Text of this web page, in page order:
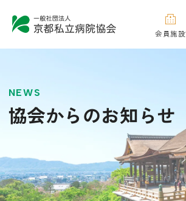
会員施設
NEWS
協会からのお知らせ